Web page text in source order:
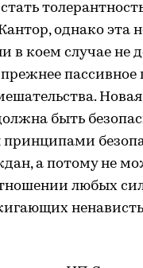
однако эта
в коем случае не
пассивное
Новая
быть
принципами
а потому не
любых